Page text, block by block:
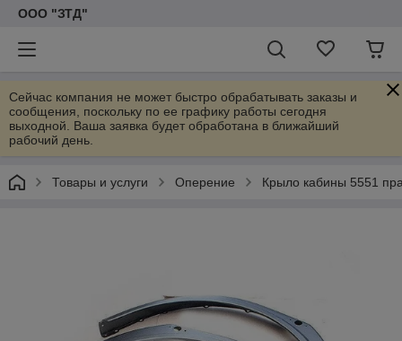
ООО "ЗТД"
Сейчас компания не может быстро обрабатывать заказы и
сообщения, поскольку по ее графику работы сегодня
выходной. Ваша заявка будет обработана в ближайший
рабочий день.
Товары и услуги Оперение Крыло кабины 5551